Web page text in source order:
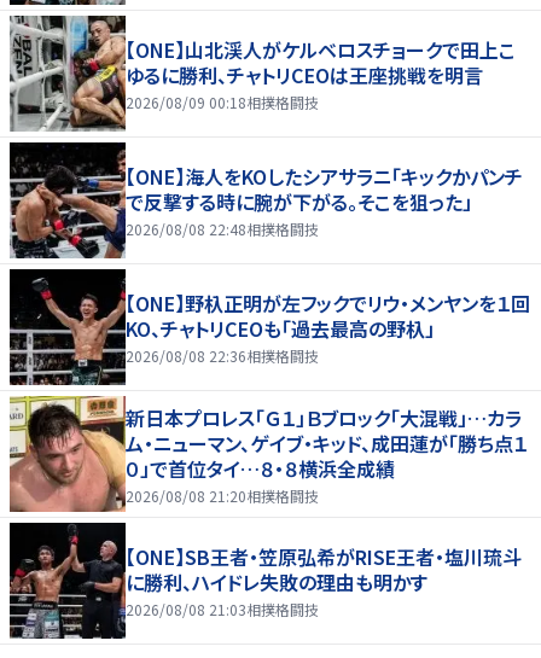
【ONE】山北渓人がケルベロスチョークで田上こ
ゆるに勝利、チャトリCEOは王座挑戦を明言
2026/08/09 00:18相撲格闘技
【ONE】海人をKOしたシアサラニ「キックかパンチ
で反撃する時に腕が下がる。そこを狙った」
2026/08/08 22:48相撲格闘技
【ONE】野杁正明が左フックでリウ・メンヤンを１回
KO、チャトリCEOも「過去最高の野杁」
2026/08/08 22:36相撲格闘技
新日本プロレス「Ｇ１」Ｂブロック「大混戦」…カラ
ム・ニューマン、ゲイブ・キッド、成田蓮が「勝ち点１
０」で首位タイ…８・８横浜全成績
2026/08/08 21:20相撲格闘技
【ONE】SB王者・笠原弘希がRISE王者・塩川琉斗
に勝利、ハイドレ失敗の理由も明かす
2026/08/08 21:03相撲格闘技